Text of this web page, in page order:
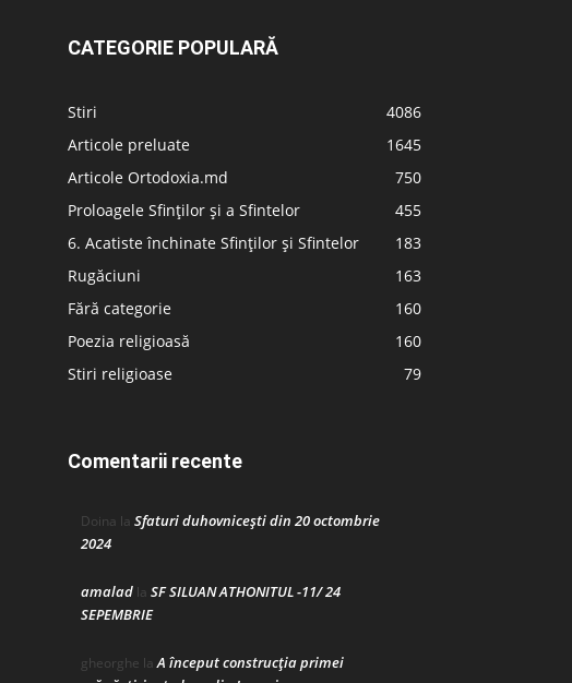
CATEGORIE POPULARĂ
Stiri
4086
Articole preluate
1645
Articole Ortodoxia.md
750
Proloagele Sfinților și a Sfintelor
455
6. Acatiste închinate Sfinților și Sfintelor
183
Rugăciuni
163
Fără categorie
160
Poezia religioasă
160
Stiri religioase
79
Comentarii recente
Doina la Sfaturi duhovnicești din 20 octombrie
2024
amalad la SF SILUAN ATHONITUL -11/ 24
SEPEMBRIE
gheorghe laA început construcţia primei